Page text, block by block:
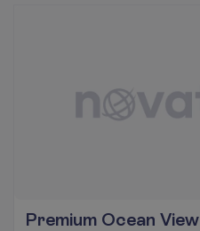
Premium Ocean View